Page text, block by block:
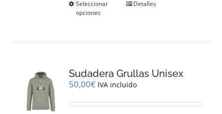
Seleccionar
opciones
Este
se
pueden
en
Detalles
Sudadera Grullas Unisex
50,00€ IVA incluido